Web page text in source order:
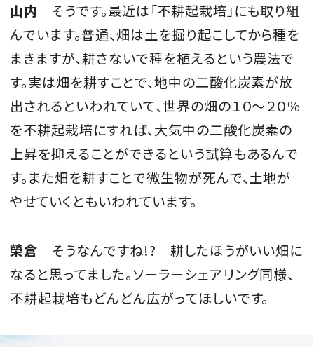
山内 そうです。最近は「不耕起栽培」にも取り組
んでいます。普通、畑は土を掘り起こしてから種を
まきますが、耕さないで種を植えるという農法で
す。実は畑を耕すことで、地中の二酸化炭素が放
出されるといわれていて、世界の畑の１０～２０％
を不耕起栽培にすれば、大気中の二酸化炭素の
上昇を抑えることができるという試算もあるんで
す。また畑を耕すことで微生物が死んで、土地が
やせていくともいわれています。
榮倉 そうなんですね!? 耕したほうがいい畑に
なると思ってました。ソーラーシェアリング同様、
不耕起栽培もどんどん広がってほしいです。